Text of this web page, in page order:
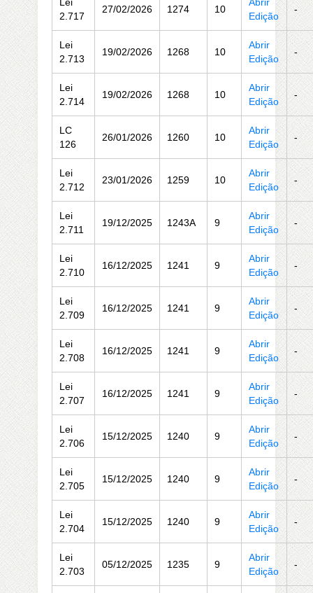
2.717
27/02/2026 1274 10
Edição
-
Lei
2.713
19/02/2026 1268 10
Abrir
Edição
-
Lei
2.714
19/02/2026 1268 10
Abrir
Edição
-
LC
126
26/01/2026 1260 10
Abrir
Edição
-
Lei
2.712
23/01/2026 1259 10
Abrir
Edição
-
Lei
2.711
19/12/2025 1243A 9
Abrir
Edição
-
Lei
2.710
16/12/2025 1241 9
Abrir
Edição
-
Lei
2.709
16/12/2025 1241 9
Abrir
Edição
-
Lei
2.708
16/12/2025 1241 9
Abrir
Edição
-
Lei
2.707
16/12/2025 1241 9
Abrir
Edição
-
Lei
2.706
15/12/2025 1240 9
Abrir
Edição
-
Lei
2.705
15/12/2025 1240 9
Abrir
Edição
-
Lei
2.704
15/12/2025 1240 9
Abrir
Edição
-
Lei
2.703
05/12/2025 1235 9
Abrir
Edição
-